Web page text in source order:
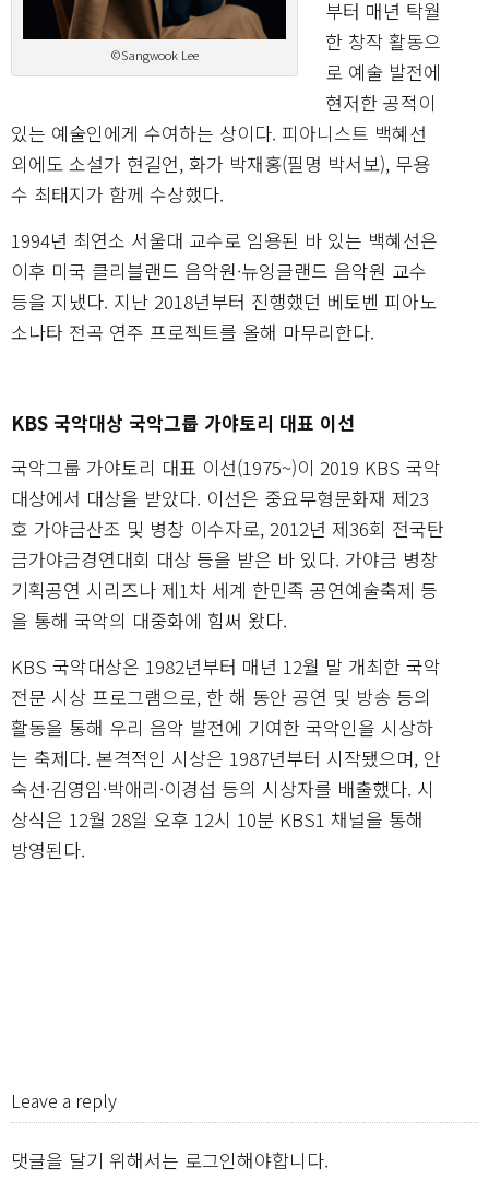
©Sangwook Lee
부터 매년 탁월
한 창작 활동으
로 예술 발전에
현저한 공적이
있는 예술인에게 수여하는 상이다. 피아니스트 백혜선
외에도 소설가 현길언, 화가 박재홍(필명 박서보), 무용
수 최태지가 함께 수상했다.
1994년 최연소 서울대 교수로 임용된 바 있는 백혜선은
이후 미국 클리블랜드 음악원·뉴잉글랜드 음악원 교수
등을 지냈다. 지난 2018년부터 진행했던 베토벤 피아노
소나타 전곡 연주 프로젝트를 올해 마무리한다.
KBS 국악대상 국악그룹 가야토리 대표 이선
국악그룹 가야토리 대표 이선(1975~)이 2019 KBS 국악
대상에서 대상을 받았다. 이선은 중요무형문화재 제23
호 가야금산조 및 병창 이수자로, 2012년 제36회 전국탄
금가야금경연대회 대상 등을 받은 바 있다. 가야금 병창
기획공연 시리즈나 제1차 세계 한민족 공연예술축제 등
을 통해 국악의 대중화에 힘써 왔다.
KBS 국악대상은 1982년부터 매년 12월 말 개최한 국악
전문 시상 프로그램으로, 한 해 동안 공연 및 방송 등의
활동을 통해 우리 음악 발전에 기여한 국악인을 시상하
는 축제다. 본격적인 시상은 1987년부터 시작됐으며, 안
숙선·김영임·박애리·이경섭 등의 시상자를 배출했다. 시
상식은 12월 28일 오후 12시 10분 KBS1 채널을 통해
방영된다.
Leave a reply
댓글을 달기 위해서는 로그인해야합니다.